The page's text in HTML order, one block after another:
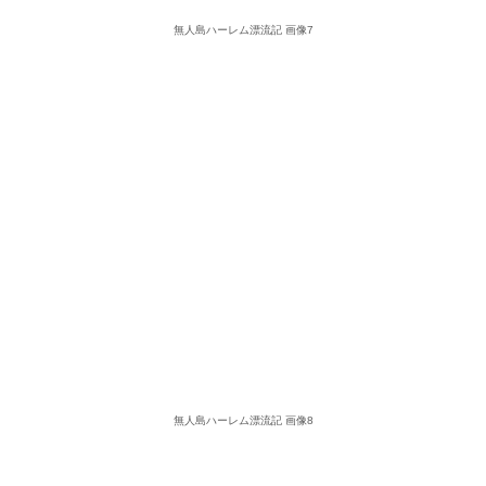
無人島ハーレム漂流記 画像7
無人島ハーレム漂流記 画像8